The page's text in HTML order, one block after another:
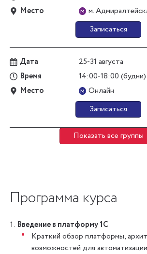
Место
м м.
Записаться
Дата
25-31 августа
Время
14:00-18:00 (будни)
Место
м Онлайн
Записаться
Показать все группы
Программа курса
Введение в платформу 1С
Краткий обзор платформы,
возможностей для